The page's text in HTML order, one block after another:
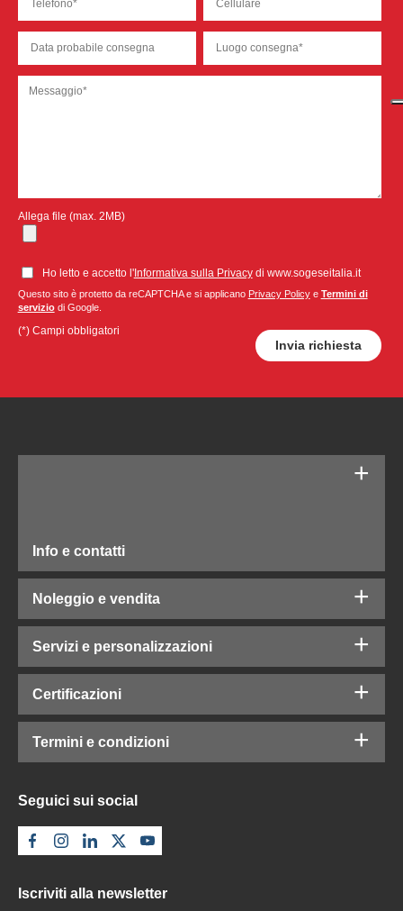
Allega file (max. 2MB)
Ho letto e accetto l'Informativa sulla Privacydi www.sogeseitalia.it
Questo sito è protetto da reCAPTCHA e si applicano Privacy Policye Termini di
serviziodi Google.
(*) Campi obbligatori
Info e contatti
Noleggio e vendita
Servizi e personalizzazioni
Certificazioni
Termini e condizioni
Seguici sui social
Iscriviti alla newsletter